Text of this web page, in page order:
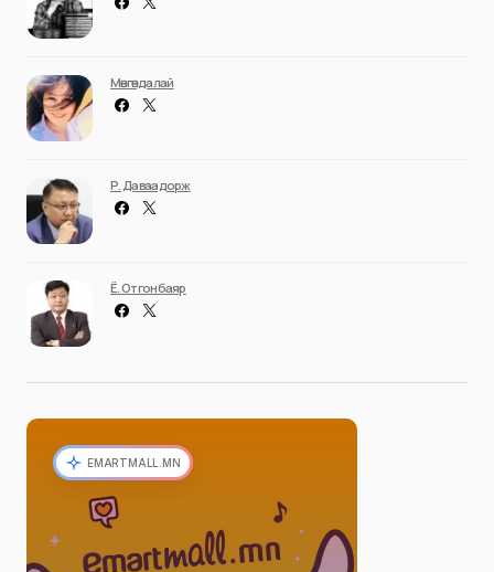
Мөнгөндалай
Р. Даваадорж
Ё. Отгонбаяр
EMARTMALL.MN